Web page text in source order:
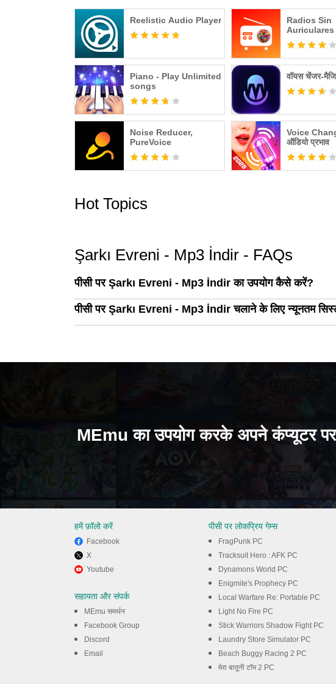
Reelistic Audio Player
Radios Sin
Auriculares
Piano - Play Unlimited
songs
वॉयस चेंजर-
Noise Reducer,
PureVoice
Voice
ऑडियो प्रभाव
Hot Topics
Şarkı Evreni - Mp3 İndir - FAQs
पीसी पर Şarkı Evreni - Mp3 İndir का उपयोग कैसे करें?
पीसी पर Şarkı Evreni - Mp3 İndir चलाने के लिए न्यूनतम
MEmu का उपयोग करके अपने कंप्यूटर
हमें फ़ॉलो करें
Facebook
X
Youtube
सहायता और संपर्क
MEmu समर्थन
Facebook Group
Discord
Email
पीसी पर लोकप्रिय गेम्स
FragPunk PC
Tracksuit Hero : AFK PC
Dynamons World PC
Enigmite's Prophecy PC
Local Warfare Re: Portable PC
Light No Fire PC
Stick Warriors Shadow Fight PC
Laundry Store Simulator PC
Beach Buggy Racing 2 PC
मेरा बातूनी टॉम 2 PC